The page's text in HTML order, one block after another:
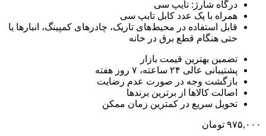
درگاه شارژ: تایپ سی
همراه با یک عدد کابل تابپ سی
قابل استفاده در محیط‌های تاریک، چادرهای کمپینگ، انبارها یا
حتی هنگام قطع برق در خانه
تضمین بهترین قیمت بازار
پشتیبانی عالی ۲۴ ساعته، ۷ روز هفته
بازگشت وجه در صورت عدم رضایت
اصالت کالاها از برترین برندها
تحویل سریع در کمترین زمان ممکن
۹۷۵,۰۰۰ تومان